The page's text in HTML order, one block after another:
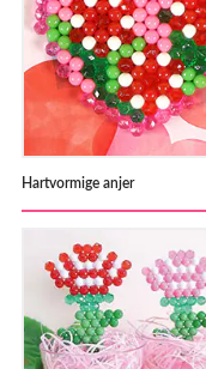
Hartvormige anjer